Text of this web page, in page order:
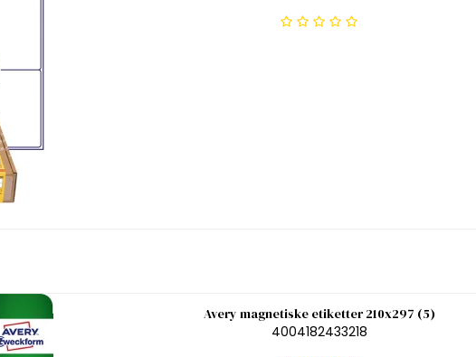
Avery magnetiske etiketter 210x297 (5)
4004182433218